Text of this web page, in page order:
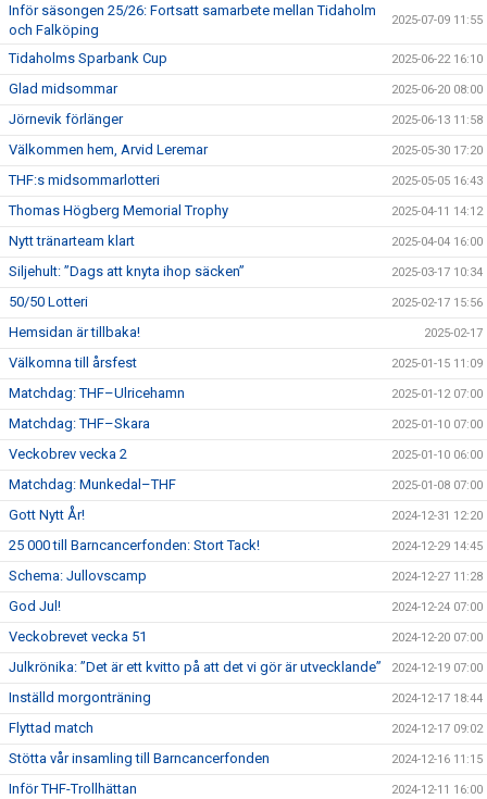
Inför säsongen 25/26: Fortsatt samarbete mellan Tidaholm
och Falköping
2025-07-09 11:55
Tidaholms Sparbank Cup 2025-06-22 16:10
Glad midsommar 2025-06-20 08:00
Jörnevik förlänger 2025-06-13 11:58
Välkommen hem, Arvid Leremar 2025-05-30 17:20
THF:s midsommarlotteri 2025-05-05 16:43
Thomas Högberg Memorial Trophy 2025-04-11 14:12
Nytt tränarteam klart 2025-04-04 16:00
Siljehult: ”Dags att knyta ihop säcken” 2025-03-17 10:34
50/50 Lotteri 2025-02-17 15:56
Hemsidan är tillbaka! 2025-02-17
Välkomna till årsfest 2025-01-15 11:09
Matchdag: THF–Ulricehamn 2025-01-12 07:00
Matchdag: THF–Skara 2025-01-10 07:00
Veckobrev vecka 2 2025-01-10 06:00
Matchdag: Munkedal–THF 2025-01-08 07:00
Gott Nytt År! 2024-12-31 12:20
25 000 till Barncancerfonden: Stort Tack! 2024-12-29 14:45
Schema: Jullovscamp 2024-12-27 11:28
God Jul! 2024-12-24 07:00
Veckobrevet vecka 51 2024-12-20 07:00
Julkrönika: ”Det är ett kvitto på att det vi gör är utvecklande” 2024-12-19 07:00
Inställd morgonträning 2024-12-17 18:44
Flyttad match 2024-12-17 09:02
Stötta vår insamling till Barncancerfonden 2024-12-16 11:15
Inför THF-Trollhättan 2024-12-11 16:00